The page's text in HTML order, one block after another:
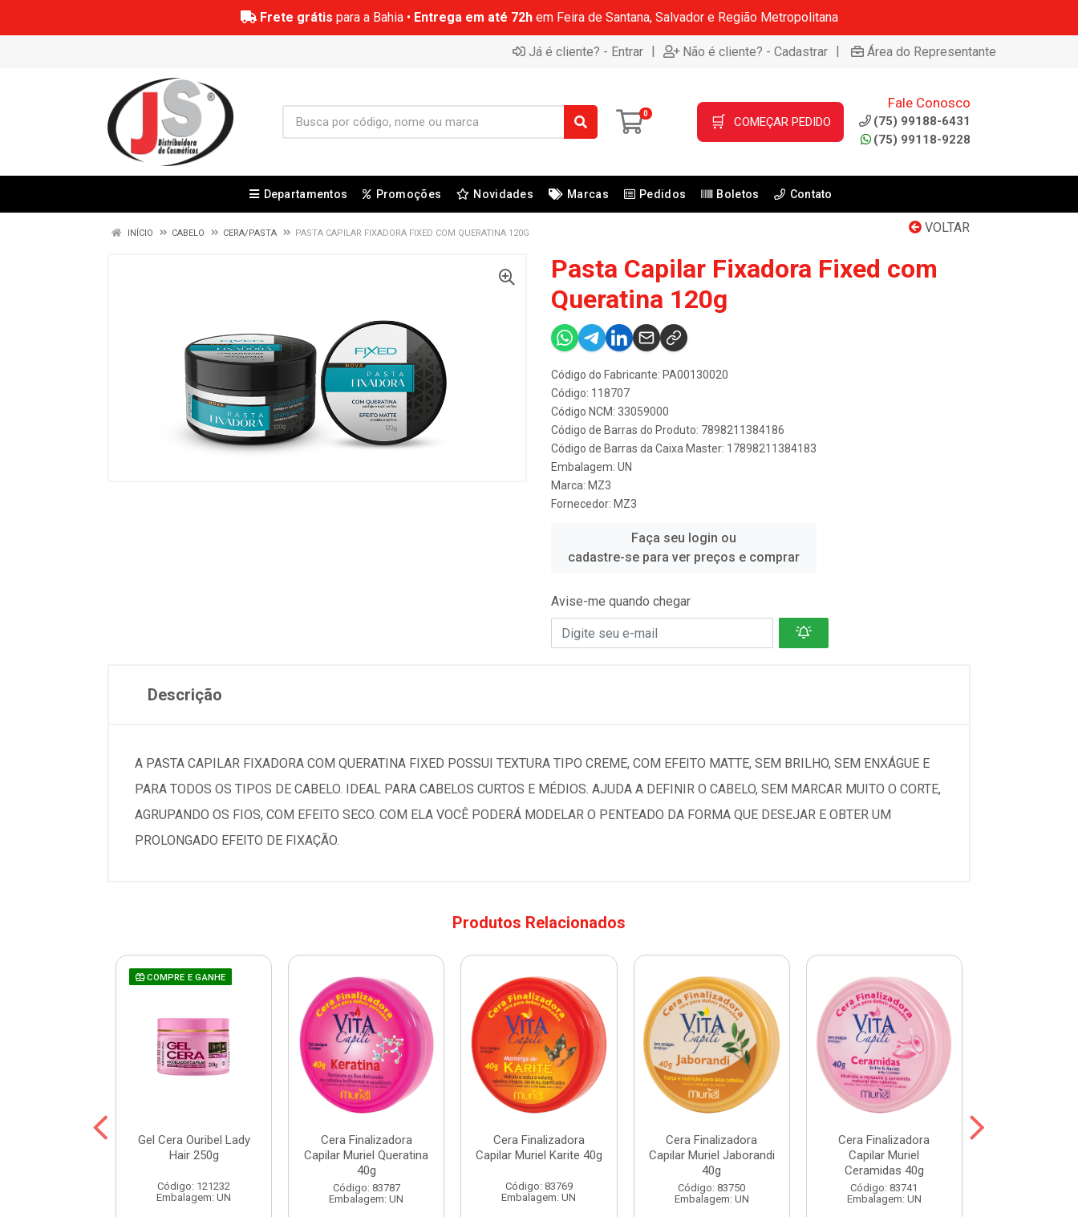
Frete grátis para a Bahia • Entrega em até 72hem Feira de Santana, Salvador e Região Metropolitana
Já é cliente? - Entrar | Não é cliente? - Cadastrar | Área do Representante
0 🛒 COMEÇAR PEDIDO
Fale Conosco
(75) 99188-6431
(75) 99118-9228
Departamentos Promoções Novidades Marcas Pedidos Boletos Contato
VOLTAR
INÍCIO CABELO CERA/PASTA PASTA CAPILAR FIXADORA FIXED COM QUERATINA 120G
Pasta Capilar Fixadora Fixed com
Queratina 120g
Código do Fabricante: PA00130020
Código: 118707
Código NCM: 33059000
Código de Barras do Produto: 7898211384186
Código de Barras da Caixa Master: 17898211384183
Embalagem: UN
Marca: MZ3
Fornecedor: MZ3
Faça seu login ou
cadastre-se para ver preços e comprar
Avise-me quando chegar
Descrição
A PASTA CAPILAR FIXADORA COM QUERATINA FIXED POSSUI TEXTURA TIPO CREME, COM EFEITO MATTE, SEM BRILHO, SEM ENXÁGUE E
PARA TODOS OS TIPOS DE CABELO. IDEAL PARA CABELOS CURTOS E MÉDIOS. AJUDA A DEFINIR O CABELO, SEM MARCAR MUITO O CORTE,
AGRUPANDO OS FIOS, COM EFEITO SECO. COM ELA VOCÊ PODERÁ MODELAR O PENTEADO DA FORMA QUE DESEJAR E OBTER UM
PROLONGADO EFEITO DE FIXAÇÃO.
Produtos Relacionados
COMPRE E GANHE
Gel Cera Ouribel Lady
Hair 250g
Código: 121232
Embalagem: UN
Cera Finalizadora
Capilar Muriel Queratina
40g
Código: 83787
Embalagem: UN
Cera Finalizadora
Capilar Muriel Karite 40g
Código: 83769
Embalagem: UN
Cera Finalizadora
Capilar Muriel Jaborandi
40g
Código: 83750
Embalagem: UN
Cera Finalizadora
Capilar Muriel
Ceramidas 40g
Código: 83741
Embalagem: UN